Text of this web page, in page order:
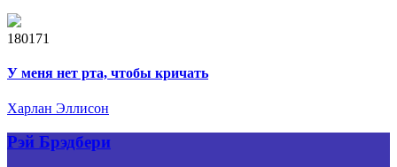
180171
У меня нет рта, чтобы кричать
Харлан Эллисон
Рэй Брэдбери